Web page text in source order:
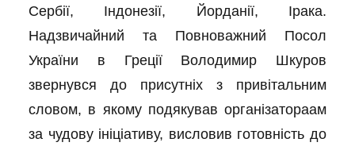
Сербії, Індонезії, Йорданії, Ірака.
Надзвичайний та Повноважний Посол
України в Греції Володимир Шкуров
звернувся до присутніх з привітальним
словом, в якому подякував організатораам
за чудову ініціативу, висловив готовність до